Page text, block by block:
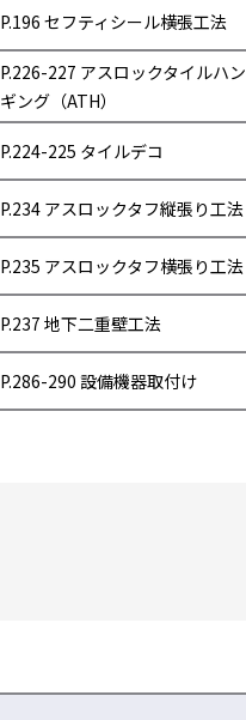
P.196 セフティシール横張工法
P.226-227 アスロックタイルハン
ギング（ATH）
P.224-225 タイルデコ
P.234 アスロックタフ縦張り工法
P.235 アスロックタフ横張り工法
P.237 地下二重壁工法
P.286-290 設備機器取付け